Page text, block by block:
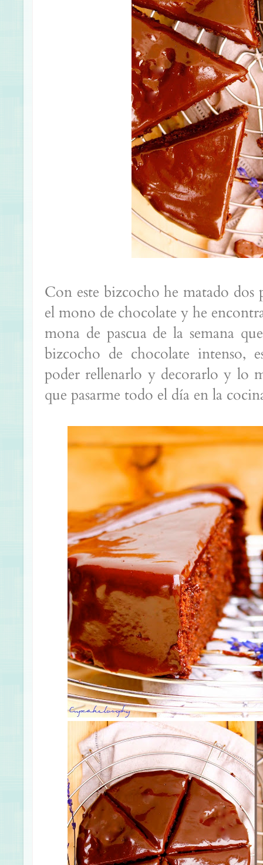
Con este bizcocho he matado
el mono de chocolate y he
mona de pascua de la semana
bizcocho de chocolate intenso,
poder rellenarlo y decorarlo y lo
que pasarme todo el día en la